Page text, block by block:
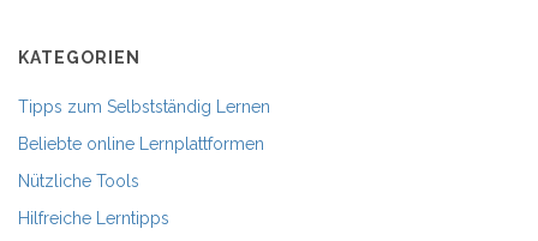
KATEGORIEN
Tipps zum Selbstständig Lernen
Beliebte online Lernplattformen
Nützliche Tools
Hilfreiche Lerntipps